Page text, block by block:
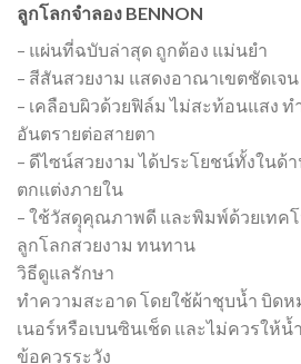
ลูกโลกจำลอง BENNON
– แผ่นที่ฉบับล่าสุด ถูกต้อง แม่นยำ
– สีสันสวยงาม แสดงอาณาเขตชัดเจน
– เคลือบผิวด้วยฟิล์ม ไม่สะท้อนแสง ท
อันตรายต่อสายตา
– ดีไซน์สวยงาม ได้ประโยชน์ทั้งในด้
ตกแต่งภายใน
– ใช้วัสดุุคุณภาพดี และพิมพ์ด้วยเทค
ลูกโลกสวยงาม ทนทาน
วิธีดูแลรักษา
ทำความสะอาด โดยใช้ผ้าชุบน้ำ บิด
เนอร์หรือเบนซินเช็ด และไม่ควรให้น้
ข้อควรระวัง